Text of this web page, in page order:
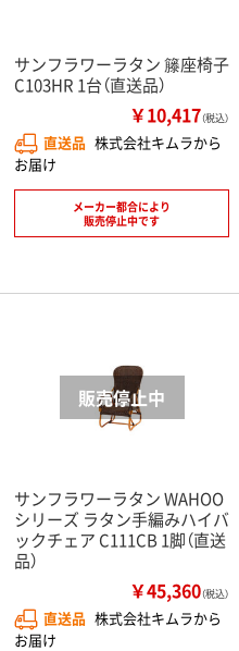
サンフラワーラタン 籐座椅子
C103HR 1台（直送品）
￥10,417（税込）
直送品 株式会社キムラから
お届け
メーカー都合により
販売停止中です
サンフラワーラタン WAHOO
シリーズ ラタン手編みハイバ
ックチェア C111CB 1脚（直送
品）
￥45,360（税込）
直送品 株式会社キムラから
お届け